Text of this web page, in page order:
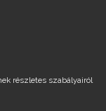
részletes szabályairól